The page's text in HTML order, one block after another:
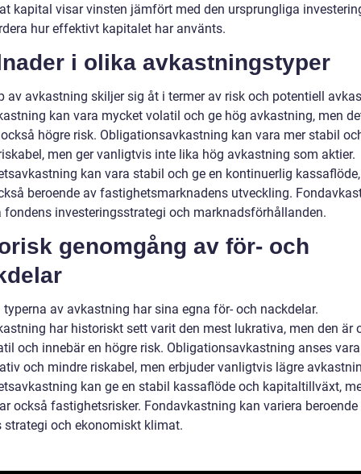
kapital visar vinsten jämfört med den ursprungliga
hur effektivt kapitalet har använts.
i olika avkastningstyper
av avkastning skiljer sig åt i termer av risk och potentiell
kan vara mycket volatil och ge hög avkastning, men
högre risk. Obligationsavkastning kan vara mer stabil
men ger vanligtvis inte lika hög avkastning som aktier.
kan vara stabil och ge en kontinuerlig
beroende av fastighetsmarknadens utveckling.
fondens investeringsstrategi och marknadsförhållanden.
genomgång av för- och
typerna av avkastning har sina egna för- och nackdelar.
har historiskt sett varit den mest lukrativa, men den är
och innebär en högre risk. Obligationsavkastning anses
och mindre riskabel, men erbjuder vanligtvis lägre
kan ge en stabil kassaflöde och kapitaltillväxt,
också fastighetsrisker. Fondavkastning kan variera beroende
strategi och ekonomiskt klimat.